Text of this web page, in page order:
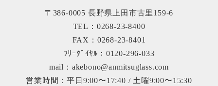
〒386-0005 長野県上田市古里159-6
TEL：0268-23-8400
FAX：0268-23-8401
ﾌﾘｰﾀﾞｲﾔﾙ：0120-296-033
mail：akebono@anmitsuglass.com
営業時間：平日9:00〜17:40 / 土曜9:00〜15:30